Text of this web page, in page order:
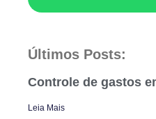
Últimos Posts:
Controle de gastos
Leia Mais